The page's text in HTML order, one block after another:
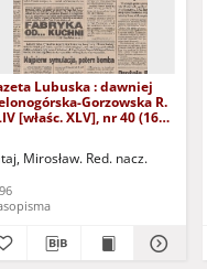
Lubuska : dawniej
Gorzowska R.
[właśc. XLV], nr 40 (16
Mirosław. Red. nacz.